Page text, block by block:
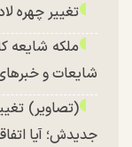
تغییر چهره
شایعات و
(تصاویر)
جدیدش؛ آیا